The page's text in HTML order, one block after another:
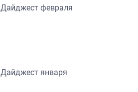
Дайджест февраля
Дайджест января